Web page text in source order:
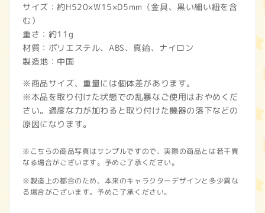
サイズ：約H520×W15×D5mm（金具、黒い細い紐を含
む）
重さ：約11g
材質：ポリエステル、ABS、真鍮、ナイロン
製造地：中国
※商品サイズ、重量には個体差があります。
※本品を取り付けた状態での乱暴なご使用はおやめくだ
さい。過度な力が加わると取り付けた機器の落下などの
原因になります。
※こちらの商品写真はサンプルですので、実際の商品とは若干異
なる場合がございます。予めご了承ください。
※製造上の都合のため、本来のキャラクターデザインと多少異な
る場合がございます。予めご了承ください。